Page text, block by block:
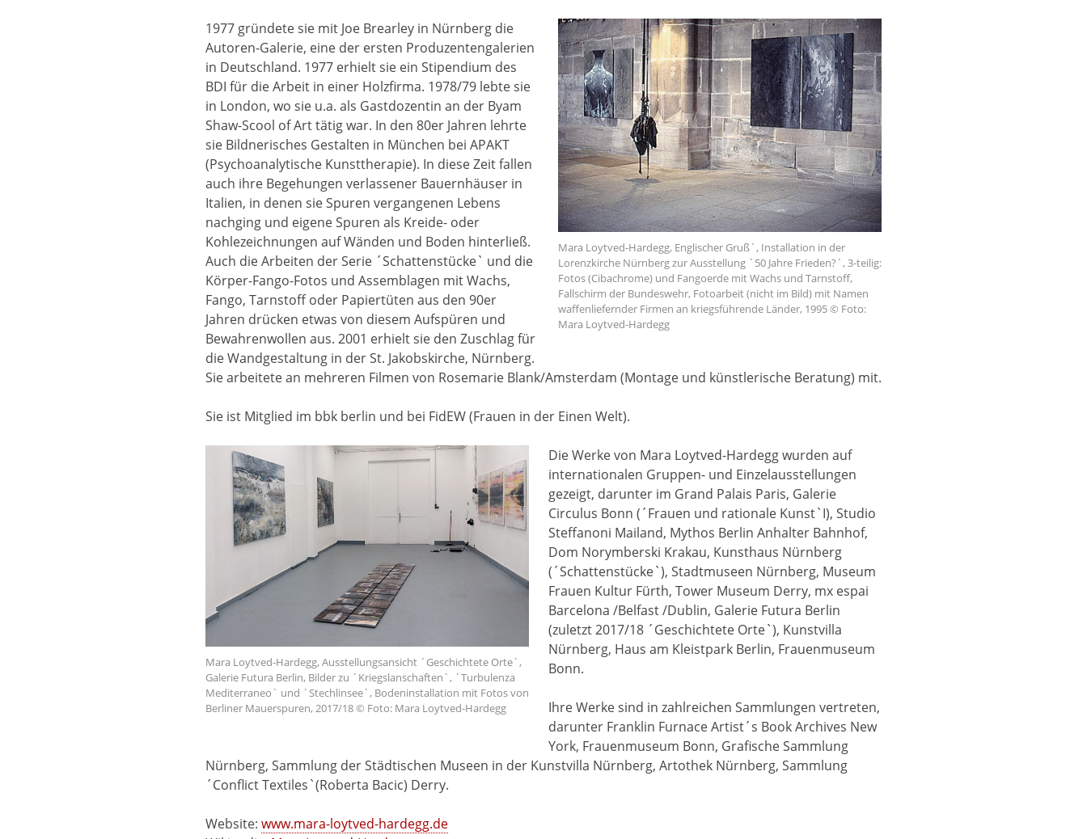
Mara Loytved-Hardegg, Englischer Gruß`, Installation in der
Lorenzkirche Nürnberg zur Ausstellung ´50 Jahre Frieden?`, 3-teilig:
Fotos (Cibachrome) und Fangoerde mit Wachs und Tarnstoff,
Fallschirm der Bundeswehr, Fotoarbeit (nicht im Bild) mit Namen
waffenliefernder Firmen an kriegsführende Länder, 1995 © Foto:
Mara Loytved-Hardegg
1977 gründete sie mit Joe Brearley in Nürnberg die
Autoren-Galerie, eine der ersten Produzentengalerien
in Deutschland. 1977 erhielt sie ein Stipendium des
BDI für die Arbeit in einer Holzfirma. 1978/79 lebte sie
in London, wo sie u.a. als Gastdozentin an der Byam
Shaw-Scool of Art tätig war. In den 80er Jahren lehrte
sie Bildnerisches Gestalten in München bei APAKT
(Psychoanalytische Kunsttherapie). In diese Zeit fallen
auch ihre Begehungen verlassener Bauernhäuser in
Italien, in denen sie Spuren vergangenen Lebens
nachging und eigene Spuren als Kreide- oder
Kohlezeichnungen auf Wänden und Boden hinterließ.
Auch die Arbeiten der Serie ´Schattenstücke` und die
Körper-Fango-Fotos und Assemblagen mit Wachs,
Fango, Tarnstoff oder Papiertüten aus den 90er
Jahren drücken etwas von diesem Aufspüren und
Bewahrenwollen aus. 2001 erhielt sie den Zuschlag für
die Wandgestaltung in der St. Jakobskirche, Nürnberg.
Sie arbeitete an mehreren Filmen von Rosemarie Blank/Amsterdam (Montage und künstlerische Beratung) mit.
Sie ist Mitglied im bbk berlin und bei FidEW (Frauen in der Einen Welt).
Mara Loytved-Hardegg, Ausstellungsansicht ´Geschichtete Orte`,
Galerie Futura Berlin, Bilder zu ´Kriegslanschaften`, ´Turbulenza
Mediterraneo` und ´Stechlinsee`, Bodeninstallation mit Fotos von
Berliner Mauerspuren, 2017/18 © Foto: Mara Loytved-Hardegg
Die Werke von Mara Loytved-Hardegg wurden auf
internationalen Gruppen- und Einzelausstellungen
gezeigt, darunter im Grand Palais Paris, Galerie
Circulus Bonn (´Frauen und rationale Kunst`I), Studio
Steffanoni Mailand, Mythos Berlin Anhalter Bahnhof,
Dom Norymberski Krakau, Kunsthaus Nürnberg
(´Schattenstücke`), Stadtmuseen Nürnberg, Museum
Frauen Kultur Fürth, Tower Museum Derry, mx espai
Barcelona /Belfast /Dublin, Galerie Futura Berlin
(zuletzt 2017/18 ´Geschichtete Orte`), Kunstvilla
Nürnberg, Haus am Kleistpark Berlin, Frauenmuseum
Bonn.
Ihre Werke sind in zahlreichen Sammlungen vertreten,
darunter Franklin Furnace Artist´s Book Archives New
York, Frauenmuseum Bonn, Grafische Sammlung
Nürnberg, Sammlung der Städtischen Museen in der Kunstvilla Nürnberg, Artothek Nürnberg, Sammlung
´Conflict Textiles`(Roberta Bacic) Derry.
Website: www.mara-loytved-hardegg.de